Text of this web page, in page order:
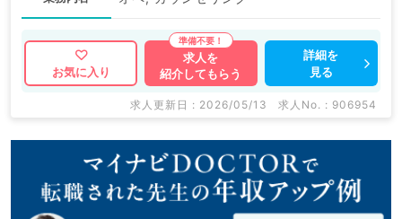
お気に入り
求人を
紹介してもらう
詳細を
見る
求人更新日 : 2026/05/13 求人No. : 906954